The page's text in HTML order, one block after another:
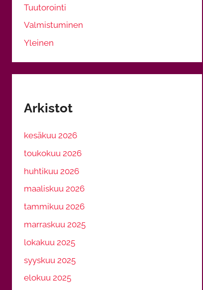
Tuutorointi
Valmistuminen
Yleinen
Arkistot
kesäkuu 2026
toukokuu 2026
huhtikuu 2026
maaliskuu 2026
tammikuu 2026
marraskuu 2025
lokakuu 2025
syyskuu 2025
elokuu 2025